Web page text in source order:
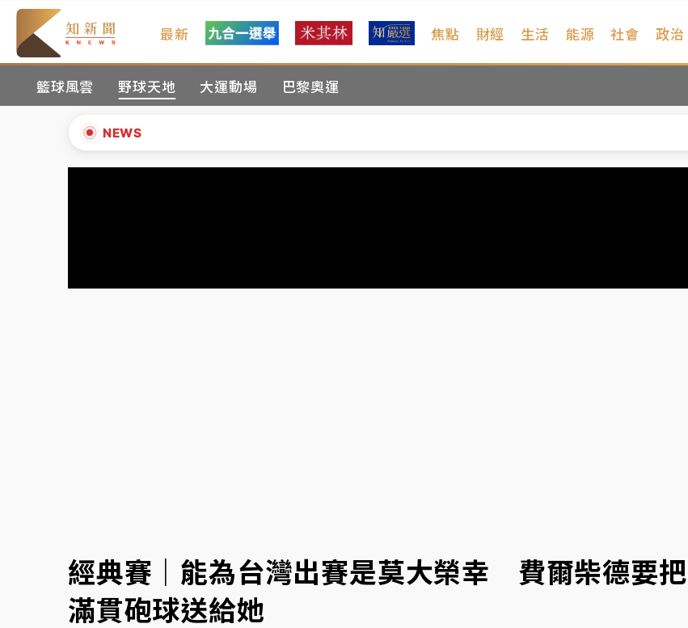
最新 焦點 財經 生活 能源 社會 政治
籃球風雲 野球天地 大運動場 巴黎奧運
NEWS
中颱白海豚進逼！台北喜來登圍籬傾倒砸傷人 民權西路鷹架倒塌壓2車
有片｜ 白海豚暴風圈逼近！新北淡水赫見龍捲風 榕樹連根拔起
中颱白海豚風雨來了！中部以北防豪雨 今晚、明天影響最劇烈
經典賽｜能為台灣出賽是莫大榮幸 費爾柴德要把
滿貫砲球送給她